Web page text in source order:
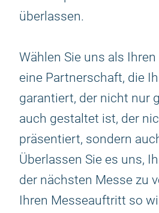
überlassen.
Wählen Sie uns als
eine Partnerschaft, die
garantiert, der nicht nur
auch gestaltet ist, der
präsentiert, sondern
Überlassen Sie es uns,
der nächsten Messe zu
Ihren Messeauftritt so